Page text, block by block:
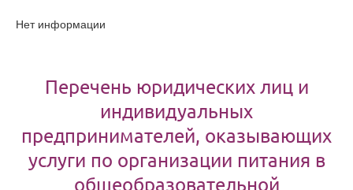
Нет информации
Перечень юридических лиц и
индивидуальных
предпринимателей, оказывающих
услуги по организации питания в
общеобразовательной